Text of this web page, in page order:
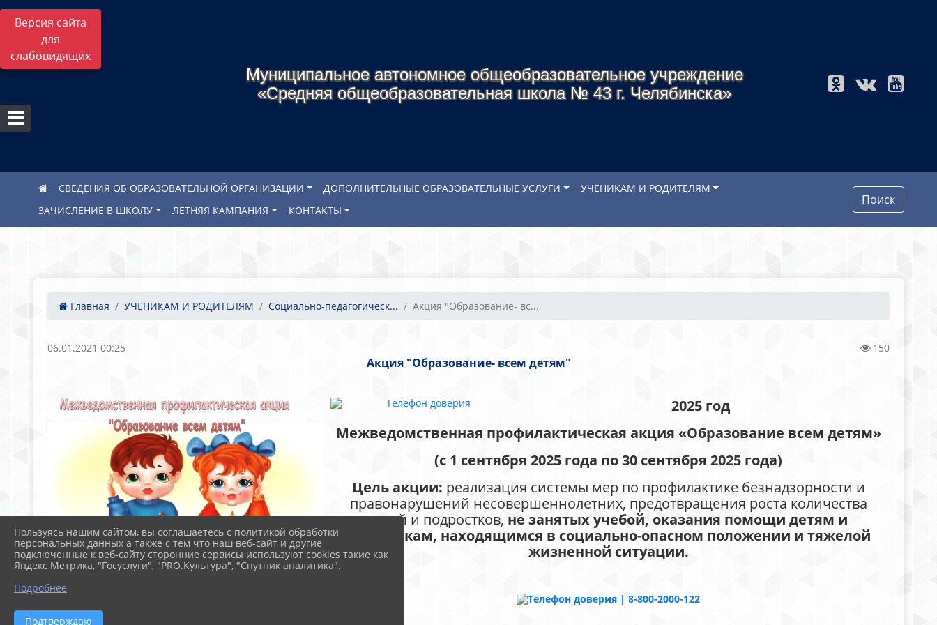
Версия сайта
для
слабовидящих
Муниципальное автономное общеобразовательное учреждение
«Средняя общеобразовательная школа № 43 г. Челябинска»
СВЕДЕНИЯ ОБ ОБРАЗОВАТЕЛЬНОЙ ОРГАНИЗАЦИИ ДОПОЛНИТЕЛЬНЫЕ ОБРАЗОВАТЕЛЬНЫЕ УСЛУГИ
УЧЕНИКАМ И РОДИТЕЛЯМ
ЗАЧИСЛЕНИЕ В ШКОЛУ
ЛЕТНЯЯ КАМПАНИЯ КОНТАКТЫ
Поиск
Главная УЧЕНИКАМ И РОДИТЕЛЯМ Социально-педагогическ... Акция "Образование- вс...
06.01.2021 00:25 150
Акция "Образование- всем детям"
2025 год
Межведомственная профилактическая акция «Образование всем детям»
(с 1 сентября 2025 года по 30 сентября 2025 года)
Цель акции: реализация системы мер по профилактике безнадзорности и
правонарушений несовершеннолетних, предотвращения роста количества
детей и подростков, не занятых учебой, оказания помощи детям и
подросткам, находящимся в социально-опасном положении и тяжелой
жизненной ситуации.
Пользуясь нашим сайтом, вы соглашаетесь с политикой обработки
персональных данных а также с тем что наш веб-сайт и другие
подключенные к веб-сайту сторонние сервисы используют cookies такие как
Яндекс Метрика, "Госуслуги", "PRO.Культура", "Спутник аналитика".
Подробнее
Подтверждаю